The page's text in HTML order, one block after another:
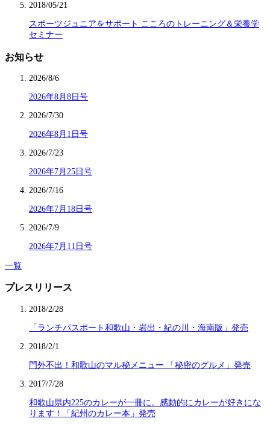
2018/05/21
スポーツジュニアをサポート こころのトレーニング＆栄養学
セミナー
お知らせ
2026/8/6
2026年8月8日号
2026/7/30
2026年8月1日号
2026/7/23
2026年7月25日号
2026/7/16
2026年7月18日号
2026/7/9
2026年7月11日号
一覧
プレスリリース
2018/2/28
「ランチパスポート和歌山・岩出・紀の川・海南版」発売
2018/2/1
門外不出！和歌山のマル秘メニュー 「秘密のグルメ」発売
2017/7/28
和歌山県内225のカレーが一冊に。感動的にカレーが好きにな
ります！「紀州のカレー本」発売